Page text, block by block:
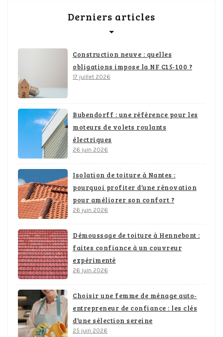
Derniers articles
Construction neuve : quelles
obligations impose la NF C15-100 ?
17 juillet 2026
Bubendorff : une référence pour les
moteurs de volets roulants
électriques
26 juin 2026
Isolation de toiture à Nantes :
pourquoi profiter d’une rénovation
pour améliorer son confort ?
26 juin 2026
Démoussage de toiture à Hennebont :
faites confiance à un couvreur
expérimenté
26 juin 2026
Choisir une femme de ménage auto-
entrepreneur de confiance : les clés
d’une sélection sereine
25 juin 2026